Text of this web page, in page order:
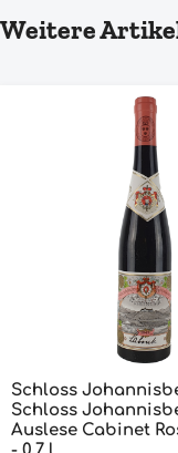
Produktgalerie
Weitere
Schloss
Schloss
Auslese Cabinet